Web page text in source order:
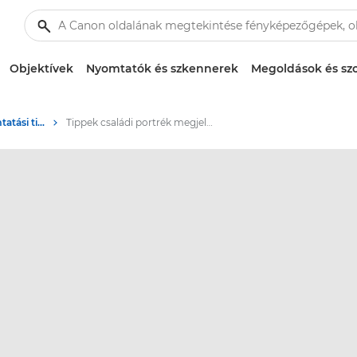
Objektívek Nyomtatók és szkennerek Megoldások és
Fényképezési és nyomtatási tippek és technikák Tippek családi portrék megjelenítéséhez